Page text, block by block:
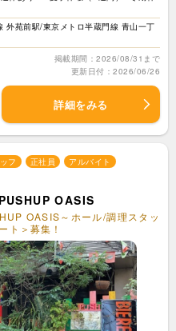
外苑前駅/東京メトロ半蔵門線 青山一丁
掲載期間：2026/08/31まで
更新日付：2026/06/26
詳細をみる
フ 正社員
アルバイト
OASIS
OASIS～ホール/調理スタッ
ト＞募集！